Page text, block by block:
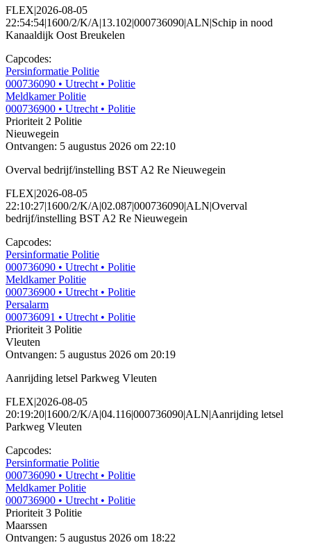
FLEX|2026-08-05
22:54:54|1600/2/K/A|13.102|000736090|ALN|Schip in nood
Kanaaldijk Oost Breukelen
Capcodes:
Persinformatie Politie
000736090 • Utrecht • Politie
Meldkamer Politie
000736900 • Utrecht • Politie
Prioriteit 2 Politie
Nieuwegein
Ontvangen: 5 augustus 2026 om 22:10
Overval bedrijf/instelling BST A2 Re Nieuwegein
FLEX|2026-08-05
22:10:27|1600/2/K/A|02.087|000736090|ALN|Overval
bedrijf/instelling BST A2 Re Nieuwegein
Capcodes:
Persinformatie Politie
000736090 • Utrecht • Politie
Meldkamer Politie
000736900 • Utrecht • Politie
Persalarm
000736091 • Utrecht • Politie
Prioriteit 3 Politie
Vleuten
Ontvangen: 5 augustus 2026 om 20:19
Aanrijding letsel Parkweg Vleuten
FLEX|2026-08-05
20:19:20|1600/2/K/A|04.116|000736090|ALN|Aanrijding letsel
Parkweg Vleuten
Capcodes:
Persinformatie Politie
000736090 • Utrecht • Politie
Meldkamer Politie
000736900 • Utrecht • Politie
Prioriteit 3 Politie
Maarssen
Ontvangen: 5 augustus 2026 om 18:22